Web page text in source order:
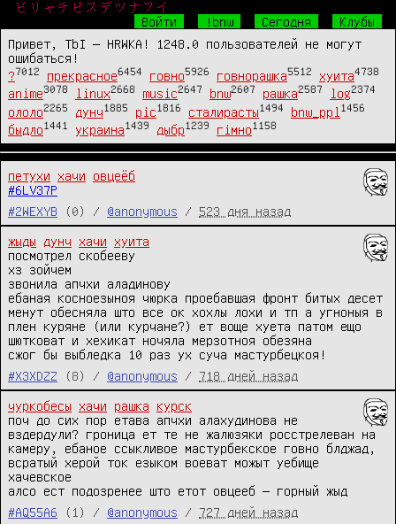
ビリャチピスデツナフイ
Войти
!bnw Сегодня
Клубы
Привет, TbI — HRWKA! 1248.0 пользователей не могут
ошибаться!
?7012 прекрасное6454 говно5926 говнорашка5512 хуита4738
anime3078 linux2668 music2647 bnw2607 рашка2587 log2374
ололо2265 дунч1885 pic1816 сталирасты1494 bnw_ppl 1456
быдло1441 украина1439 дыбр1239 гімно1158
петухи хачи
овцеёб
#6LV37P
#2WEXYB
(0) / @anonymous / 523 дня назад
жыды дунч хачи
хуита
посмотрел скобееву
хз зойчем
звонила апчхи аладинову
ебаная косноезыноя чюрка проебавшая фронт битых десет
менут обесняла што все ок хохлы лохи и тп а угноныя в
плен куряне (или курчане?) ет воще хуета патом ещо
шютковат и хехикат ночяла мерзотноя обезяна
сжог бы выбледка 10 раз ух суча мастурбецкоя!
#X3XDZZ
(8) / @anonymous / 718 дней назад
чуркобесы хачи рашка
курск
поч до сих пор етава апчхи алахудинова не
вздердули? гроница ет те не жалюзяки росстрелеван на
камеру, ебаное ссыкливое мастурбекское говно блджад,
всратый херой ток езыком воеват можыт уебище
хачевское
алсо ест подозренее што етот овцееб — горный жыд
#AQ55A6
(1) / @anonymous / 727 дней назад